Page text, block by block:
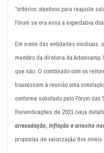
“critérios objetivos para reajuste
Fórum se era essa a expectativa
Em nome das entidades sindicais,
membro da diretoria da
que não. O combinado com os
trouxessem à reunião uma
conforme solicitado pelo Fórum
Reivindicações de 2021 (veja
arrecadação, inflação e arrocho
propostas de valorização dos